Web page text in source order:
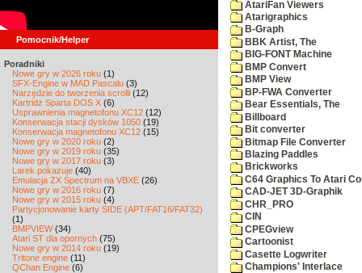
Pomocnik/Helper
Poradniki
Nowe gry w 2026 roku (1)
SFX-Engine w MAD Pascalu (3)
Narzędzie do tworzenia scrolli (12)
Kartridż Sparta DOS X (6)
Usprawnienia magnetofonu XC12 (12)
Konserwacja stacji dysków 1050 (19)
Konserwacja magnetofonu XC12 (15)
Nowe gry w 2020 roku (2)
Nowe gry w 2019 roku (35)
Nowe gry w 2017 roku (3)
Larek pokazuje (40)
Emulacja ZX Spectrum na VBXE (26)
Nowe gry w 2016 roku (7)
Nowe gry w 2015 roku (4)
Partycjonowanie karty SIDE (APT/FAT16/FAT32)
(1)
BMPVIEW(34)
Atari ST dla opornych (75)
Nowe gry w 2014 roku (19)
Tritone engine (11)
QChan Engine (6)
AtariFan Viewers
Atarigraphics
B-Graph
BBK Artist, The
BIG-FONT Machine
BMP Convert
BMP View
BP-FWA Converter
Bear Essentials, The
Billboard
Bit converter
Bitmap File Converter
Blazing Paddles
Brickworks
C64 Graphics To Atari
CAD-JET 3D-Graphik
CHR_PRO
CIN
CPEGview
Cartoonist
Casette Logwriter
Champions' Interlace